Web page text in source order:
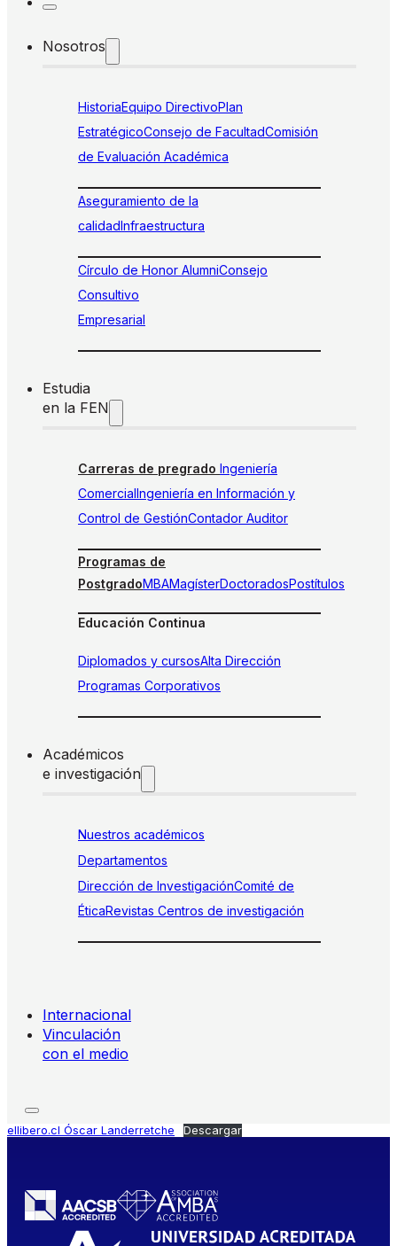
Nosotros
HistoriaEquipo DirectivoPlan
EstratégicoConsejo de FacultadComisión
de Evaluación Académica
Aseguramiento de la
calidadInfraestructura
Círculo de Honor AlumniConsejo
Consultivo
Empresarial
Estudia
en la FEN
Carreras de pregrado Ingeniería
ComercialIngeniería en Información y
Control de GestiónContador Auditor
Programas de
PostgradoMBAMagísterDoctoradosPostítulos
Educación Continua
Diplomados y cursosAlta Dirección
Programas Corporativos
Académicos
e investigación
Nuestros académicos
Departamentos
Dirección de InvestigaciónComité de
ÉticaRevistas Centros de investigación
Internacional
Vinculación
con el medio
ellibero.cl Óscar Landerretche Descargar